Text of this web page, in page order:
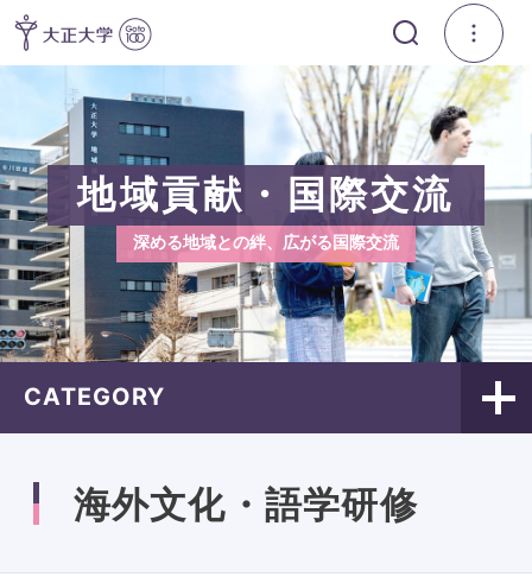
地域貢献・国際交流
深める地域との絆、広がる国際交流
CATEGORY
海外文化・語学研修